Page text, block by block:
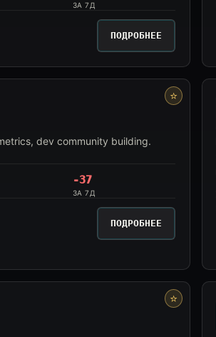
ЗА 7Д
ПОДРОБНЕЕ
⭐
dev community building.
-37
ЗА 7Д
ПОДРОБНЕЕ
⭐